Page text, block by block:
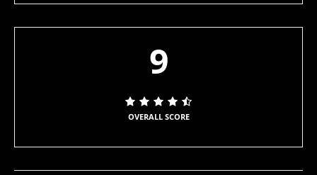
9
OVERALL SCORE